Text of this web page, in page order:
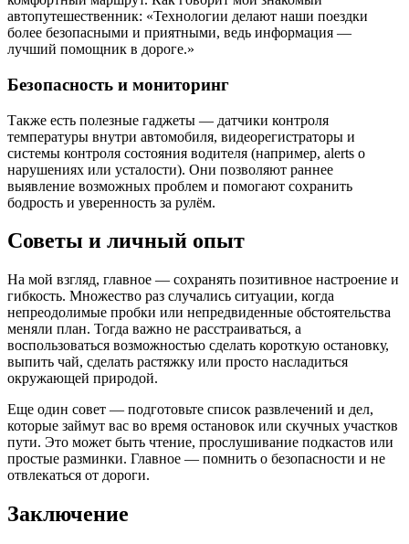
автопутешественник: «Технологии делают наши поездки
более безопасными и приятными, ведь информация —
лучший помощник в дороге.»
Безопасность и мониторинг
Также есть полезные гаджеты — датчики контроля
температуры внутри автомобиля, видеорегистраторы и
системы контроля состояния водителя (например, alerts о
нарушениях или усталости). Они позволяют раннее
выявление возможных проблем и помогают сохранить
бодрость и уверенность за рулём.
Советы и личный опыт
На мой взгляд, главное — сохранять позитивное настроение и
гибкость. Множество раз случались ситуации, когда
непреодолимые пробки или непредвиденные обстоятельства
меняли план. Тогда важно не расстраиваться, а
воспользоваться возможностью сделать короткую остановку,
выпить чай, сделать растяжку или просто насладиться
окружающей природой.
Еще один совет — подготовьте список развлечений и дел,
которые займут вас во время остановок или скучных участков
пути. Это может быть чтение, прослушивание подкастов или
простые разминки. Главное — помнить о безопасности и не
отвлекаться от дороги.
Заключение